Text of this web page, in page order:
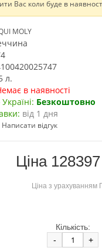
Вас коли буде в
MOLY
л.
в наявності
Безкоштовно
від 1 дня
Написати відгук
Ціна 128397
Ціна з урахуванням
Кількість:
-
+